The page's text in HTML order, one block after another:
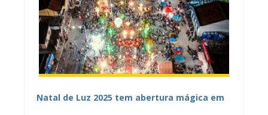
Natal de Luz 2025 tem abertura mágica em